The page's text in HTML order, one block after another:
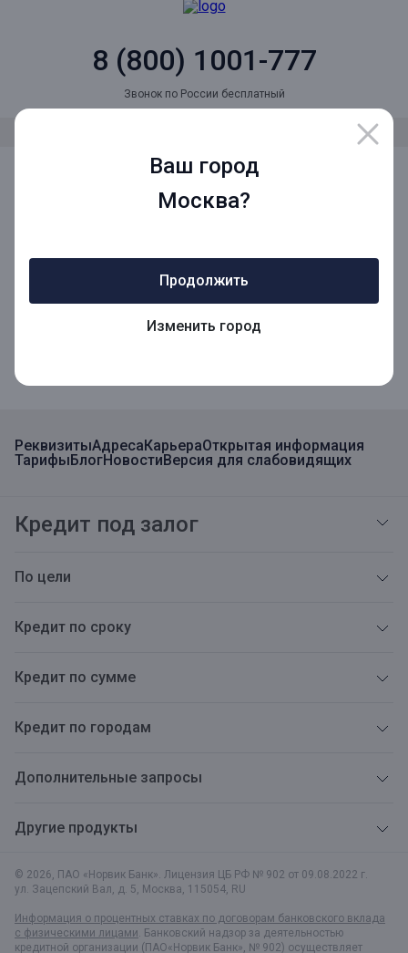
Ваш город
Москва?
Продолжить
Изменить город
8 (800) 1001-777
Звонок по России бесплатный
© 2026, ПАО «Норвик Банк». Лицензия ЦБ РФ № 902 от 09.08.2022 г.
ул. Зацепский Вал, д. 5, Москва, 115054, RU
Информация о процентных ставках по договорам банковского вклада
с физическими лицами. Банковский надзор за деятельностью
кредитной организации (ПАО«Норвик Банк», № 902) осуществляет
РеквизитыАдресаКарьераОткрытая информация
ТарифыБлогНовостиВерсия для слабовидящих
Кредит под залог
По цели
Кредит по сроку
Кредит по сумме
Кредит по городам
Дополнительные запросы
Другие продукты
Мобильное приложение
Мобильное приложение для Бизнеса